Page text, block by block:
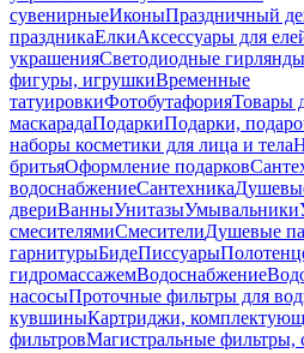
сувенирныеИконыПраздничный
праздникаЕлкиАксессуары для
украшенияСветодиодные
фигуры, игрушкиВременные
татуировкиФотобутафорияТовары
маскарадаПодаркиПодарки,
наборы косметики для лица и тела
бритьяОформление подарков
водоснабжениеСантехника
двериВанныУнитазыУмывальники
смесителямиСмесителиДушевые
гарнитурыБидеПиссуары
гидромассажемВодоснабжение
насосыПроточные фильтры для
кувшиныКартриджи,
фильтровМагистральные фильтры,